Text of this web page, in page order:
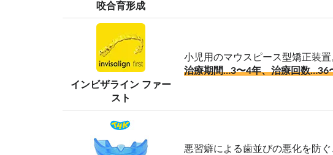
咬合育形成
インビザライン ファー
スト
小児用のマウスピース型矯正装置
治療期間…3〜4年、治療回数…36
悪習癖による歯並びの悪化を防